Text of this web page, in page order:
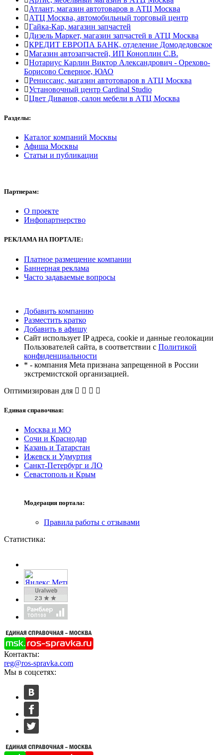
Атлант, магазин автотоваров в АТЦ Москва
АТЦ Москва, автомобильный торговый центр
Гайка-Кар, магазин запчастей
Дизель Маркет, магазин запчастей в АТЦ Москва
КРЕДИТ ЕВРОПА БАНК, отделение Домодедовское
Магазин автозапчастей, ИП Коноплин С.В.
Нотариус Карлин Виктор Александрович - Орехово-
Борисово Северное, ЮАО
Рениссанс, магазин автотоваров в АТЦ Москва
Установочный центр Cardinal Studio
Цвет Диванов, салон мебели в АТЦ Москва
Разделы:
Каталог компаний Москвы
Афиша Москвы
Статьи и публикации
Партнерам:
О проекте
Инфопартнерство
РЕКЛАМАНА ПОРТАЛЕ:
Платное размещение компании
Баннерная реклама
Часто задаваемые вопросы
Добавить компанию
Разместить кратко
Добавить в афишу
Сайт использует IP адреса, cookie и данные геолокации
Пользователей сайта, в соответствии с Политикой
конфиденциальности
* - компания Meta признана запрещенной в России
экстремистской организацией.
Оптимизирован для
Единая справочная:
Москва и МО
Сочи и Краснодар
Казань и Татарстан
Ижевск и Удмуртия
Санкт-Петербург и ЛО
Севастополь и Крым
Модерация портала:
Правила работы с отзывами
Статистика:
Контакты:
reg@ros-spravka.com
Мы в соцсетях: